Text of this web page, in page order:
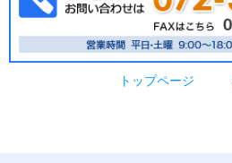
トップページ